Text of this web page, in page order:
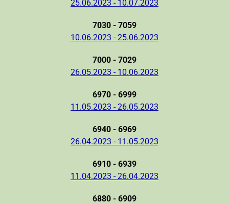
25.06.2023 - 10.07.2023
7030 - 7059
10.06.2023 - 25.06.2023
7000 - 7029
26.05.2023 - 10.06.2023
6970 - 6999
11.05.2023 - 26.05.2023
6940 - 6969
26.04.2023 - 11.05.2023
6910 - 6939
11.04.2023 - 26.04.2023
6880 - 6909